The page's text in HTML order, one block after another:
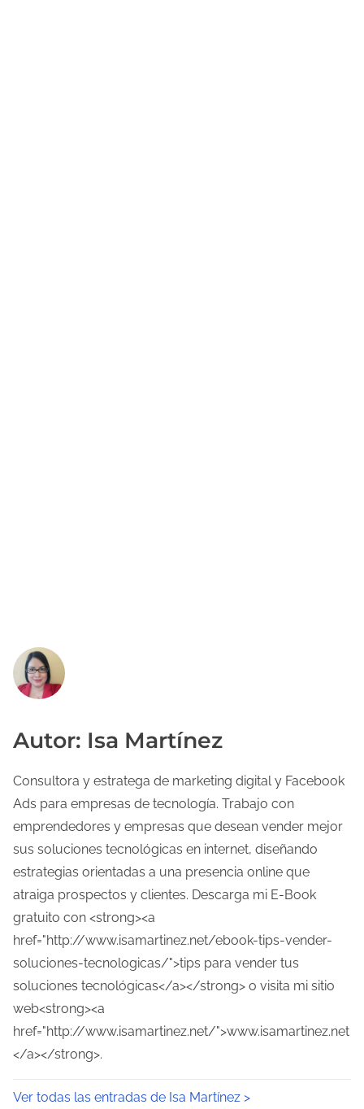
Autor: Isa Martínez
Consultora y estratega de marketing digital y Facebook
Ads para empresas de tecnología. Trabajo con
emprendedores y empresas que desean vender mejor
sus soluciones tecnológicas en internet, diseñando
estrategias orientadas a una presencia online que
atraiga prospectos y clientes. Descarga mi E-Book
gratuito con <strong><a
href="http://www.isamartinez.net/ebook-tips-vender-
soluciones-tecnologicas/">tips para vender tus
soluciones tecnológicas</a></strong> o visita mi sitio
web<strong><a
href="http://www.isamartinez.net/">www.isamartinez.net
</a></strong>.
Ver todas las entradas de Isa Martínez >